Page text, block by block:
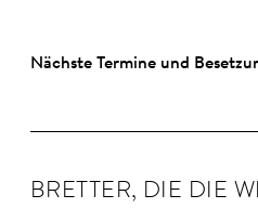
Nächste Termine und
BRETTER, DIE DIE